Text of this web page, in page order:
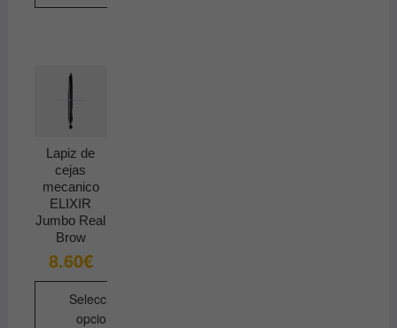
Lapiz de
cejas
mecanico
ELIXIR
Jumbo Real
Brow
8.60€
Seleccionar
opciones